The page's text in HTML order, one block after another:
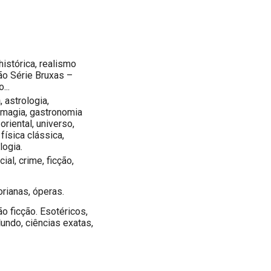
realismo
Série Bruxas –
astrologia,
gastronomia
universo,
clássica,
crime, ficção,
óperas.
ficção. Esotéricos,
ciências exatas,